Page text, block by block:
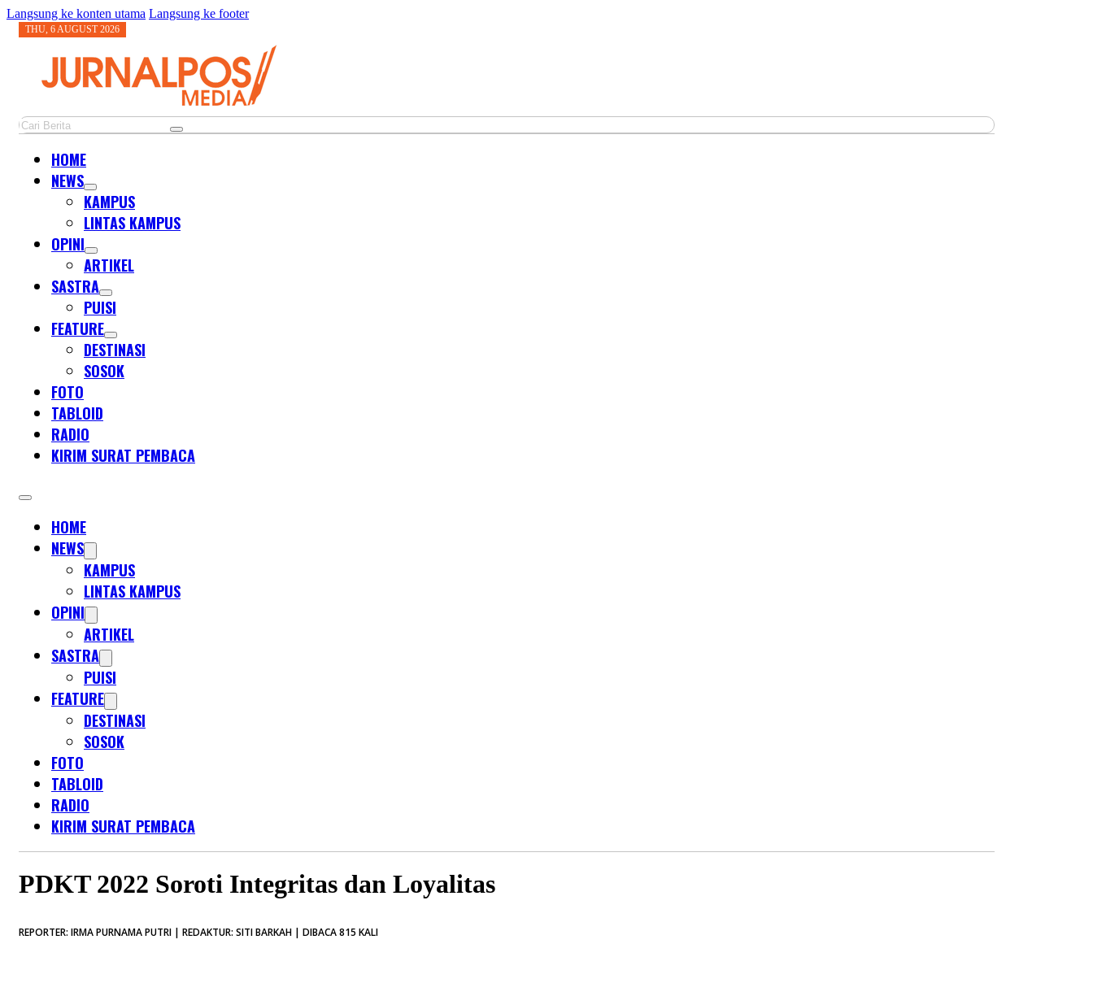
Langsung ke konten utama Langsung ke footer
THU, 6 AUGUST 2026
Cari
HOME
NEWS
KAMPUS
LINTAS KAMPUS
OPINI
ARTIKEL
SASTRA
PUISI
FEATURE
DESTINASI
SOSOK
FOTO
TABLOID
RADIO
KIRIM SURAT PEMBACA
HOME
NEWS
KAMPUS
LINTAS KAMPUS
OPINI
ARTIKEL
SASTRA
PUISI
FEATURE
DESTINASI
SOSOK
FOTO
TABLOID
RADIO
KIRIM SURAT PEMBACA
PDKT 2022 Soroti Integritas dan Loyalitas
REPORTER: IRMA PURNAMA PUTRI | REDAKTUR: SITI BARKAH | DIBACA 815 KALI